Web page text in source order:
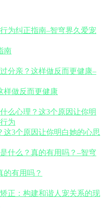
南
样做反而更健康
3个原因让你明白她的心思
的有用吗？